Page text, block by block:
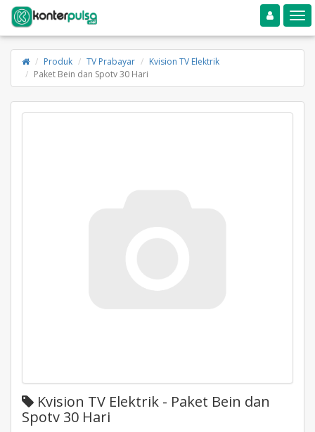
Toggle navigation
Produk TV Prabayar
Kvision TV Elektrik
Paket Bein dan Spotv 30 Hari
Kvision TV Elektrik - Paket Bein dan
Spotv 30 Hari